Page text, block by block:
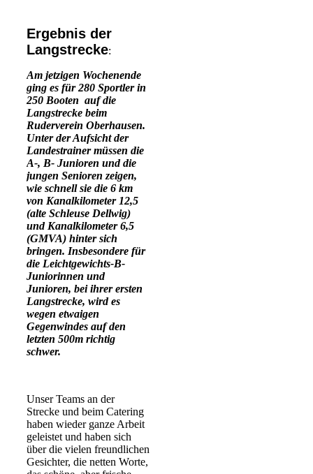
Ergebnis der
Langstrecke:
Am jetzigen Wochenende
ging es für 280 Sportler in
250 Booten auf die
Langstrecke beim
Ruderverein Oberhausen.
Unter der Aufsicht der
Landestrainer müssen die
A-, B- Junioren und die
jungen Senioren zeigen,
wie schnell sie die 6 km
von Kanalkilometer 12,5
(alte Schleuse Dellwig)
und Kanalkilometer 6,5
(GMVA) hinter sich
bringen. Insbesondere für
die Leichtgewichts-B-
Juniorinnen und
Junioren, bei ihrer ersten
Langstrecke, wird es
wegen etwaigen
Gegenwindes auf den
letzten 500m richtig
schwer.
Unser Teams an der
Strecke und beim Catering
haben wieder ganze Arbeit
geleistet und haben sich
über die vielen freundlichen
Gesichter, die netten Worte,